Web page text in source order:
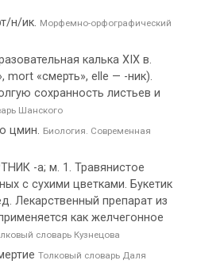
н/ик. Морфемно-орфографический
калька XIX в.
mort «смерть», elle — -ник).
сохранность листьев и
Шанского
цмин. Биология. Современная
-а; м. 1. Травянистое
с сухими цветками. Букетик
Лекарственный препарат из
как желчегонное
словарь Кузнецова
Толковый словарь Даля